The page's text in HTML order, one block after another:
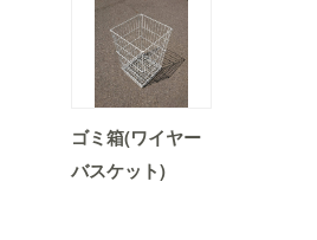
ゴミ箱(ワイヤー
バスケット)